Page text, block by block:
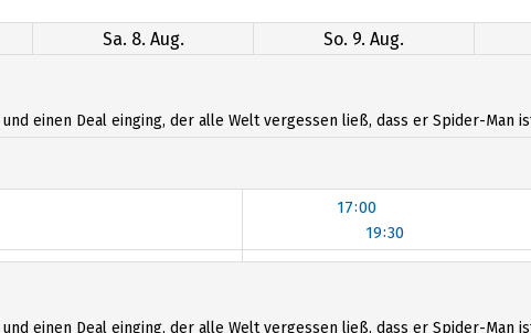
Sa. 8. Aug. So. 9. Aug.
einen Deal einging, der alle Welt vergessen ließ, dass er Spider-Man
17:00
19:30
einen Deal einging, der alle Welt vergessen ließ, dass er Spider-Man